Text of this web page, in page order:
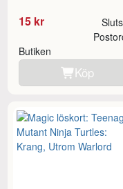
15 kr
Butiken
Köp